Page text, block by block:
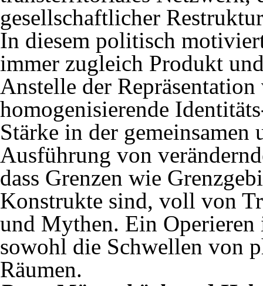
gesellschaftlicher
In diesem politisch
immer zugleich Produkt
Anstelle der
homogenisierende
Stärke in der gemeinsamen
Ausführung von
dass Grenzen wie
Konstrukte sind, voll von
und Mythen. Ein Operieren
sowohl die Schwellen von
Räumen.